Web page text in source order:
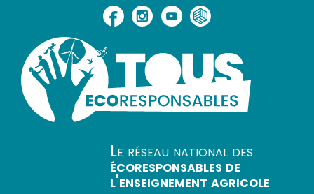
Le réseau national des
écoresponsables de
l'enseignement agricole